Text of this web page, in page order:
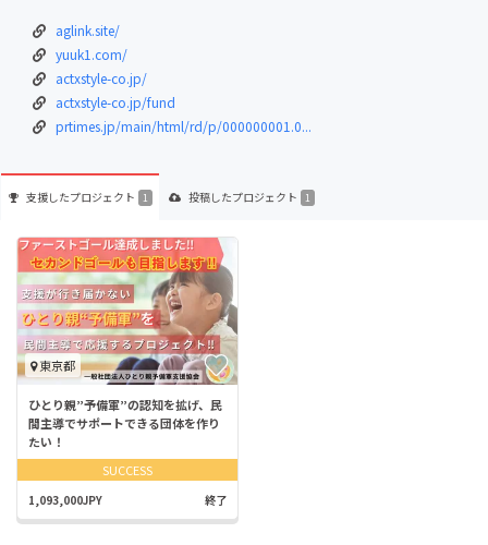
aglink.site/
yuuk1.com/
actxstyle-co.jp/
actxstyle-co.jp/fund
prtimes.jp/main/html/rd/p/000000001.0...
支援したプロジェクト 1 投稿したプロジェクト 1
東京都
ひとり親”予備軍”の認知を拡げ、民
間主導でサポートできる団体を作り
たい！
SUCCESS
1,093,000JPY 終了